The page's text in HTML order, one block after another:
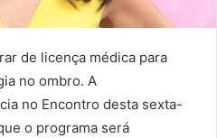
de licença médica para
no ombro. A
no Encontro desta sexta-
o programa será